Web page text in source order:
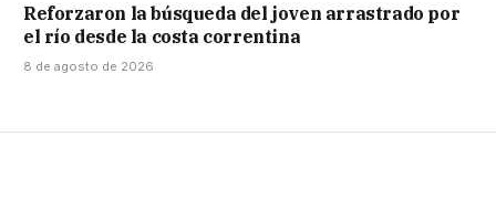
Reforzaron la búsqueda del joven arrastrado por
el río desde la costa correntina
8 de agosto de 2026